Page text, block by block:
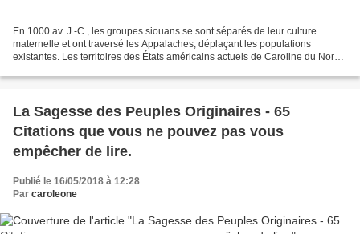
En 1000 av. J.-C., les groupes siouans se sont séparés de leur culture
maternelle et ont traversé les Appalaches, déplaçant les populations
existantes. Les territoires des États américains actuels de Caroline du Nord
La Sagesse des Peuples Originaires - 65
Citations que vous ne pouvez pas vous
empêcher de lire.
Publié le 16/05/2018 à 12:28
Par caroleone